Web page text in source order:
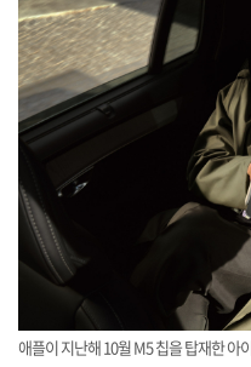
애플이 지난해 10월 M5 칩을 탑재한 아